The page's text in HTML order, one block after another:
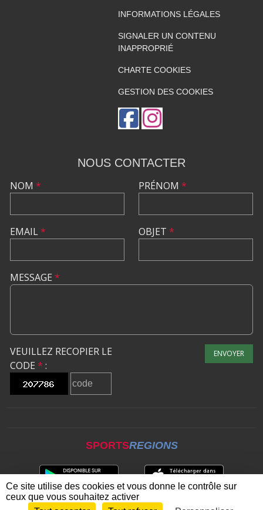
INFORMATIONS LÉGALES
SIGNALER UN CONTENU
INAPPROPRIÉ
CHARTE COOKIES
GESTION DES COOKIES
NOUS CONTACTER
NOM *
EMAIL*
PRÉNOM *
OBJET *
MESSAGE *
VEUILLEZ RECOPIER LE
CODE * :
ENVOYER
SPORTSREGIONS
Ce site utilise des cookies et vous donne le contrôle sur
ceux que vous souhaitez activer